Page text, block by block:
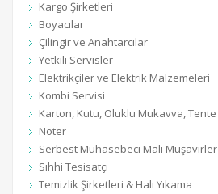
Kargo Şirketleri
Boyacılar
Çilingir ve Anahtarcılar
Yetkili Servisler
Elektrikçiler ve Elektrik Malzemeleri
Kombi Servisi
Karton, Kutu, Oluklu Mukavva, Tente
Noter
Serbest Muhasebeci Mali Müşavirler
Sıhhi Tesisatçı
Temizlik Şirketleri & Halı Yıkama